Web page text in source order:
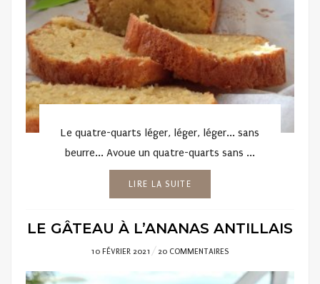
Le quatre-quarts léger, léger, léger... sans
beurre... Avoue un quatre-quarts sans ...
LIRE LA SUITE
LE GÂTEAU À L’ANANAS ANTILLAIS
POSTED
10 FÉVRIER 2021 20 COMMENTAIRES